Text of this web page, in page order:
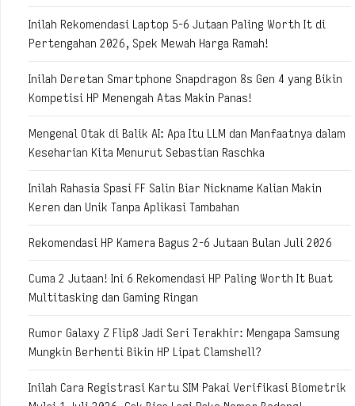
Inilah Rekomendasi Laptop 5-6 Jutaan Paling Worth It di
Pertengahan 2026, Spek Mewah Harga Ramah!
Inilah Deretan Smartphone Snapdragon 8s Gen 4 yang Bikin
Kompetisi HP Menengah Atas Makin Panas!
Mengenal Otak di Balik AI: Apa Itu LLM dan Manfaatnya dalam
Keseharian Kita Menurut Sebastian Raschka
Inilah Rahasia Spasi FF Salin Biar Nickname Kalian Makin
Keren dan Unik Tanpa Aplikasi Tambahan
Rekomendasi HP Kamera Bagus 2-6 Jutaan Bulan Juli 2026
Cuma 2 Jutaan! Ini 6 Rekomendasi HP Paling Worth It Buat
Multitasking dan Gaming Ringan
Rumor Galaxy Z Flip8 Jadi Seri Terakhir: Mengapa Samsung
Mungkin Berhenti Bikin HP Lipat Clamshell?
Inilah Cara Registrasi Kartu SIM Pakai Verifikasi Biometrik